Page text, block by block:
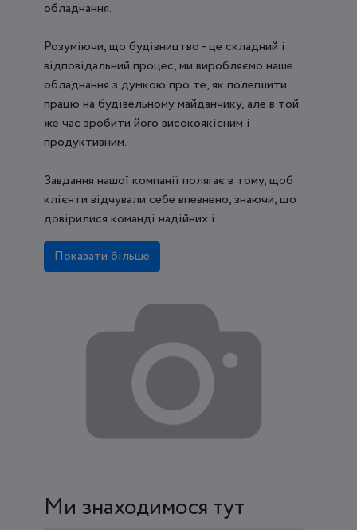
обладнання.
Розуміючи, що будівництво - це складний і
відповідальний процес, ми виробляємо наше
обладнання з думкою про те, як полегшити
працю на будівельному майданчику, але в той
же час зробити його високоякісним і
продуктивним.
Завдання нашої компанії полягає в тому, щоб
клієнти відчували себе впевнено, знаючи, що
довірилися команді надійних і ...
Показати більше
Ми знаходимося тут